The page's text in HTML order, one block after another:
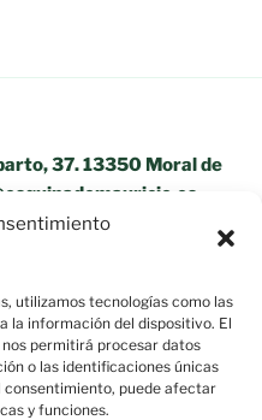
utilizamos tecnologías como las
la información del dispositivo. El
permitirá procesar datos
o las identificaciones únicas
puede afectar
y funciones.
37. 13350 Moral de